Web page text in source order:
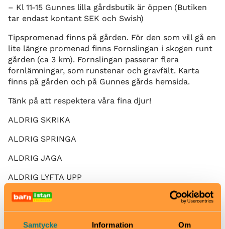
Samtycke Information Om
– Kl 11-15 Gunnes lilla gårdsbutik är öppen (Butiken
tar endast kontant SEK och Swish)
Tipspromenad finns på gården. För den som vill gå en
lite längre promenad finns Fornslingan i skogen runt
gården (ca 3 km). Fornslingan passerar flera
fornlämningar, som runstenar och gravfält. Karta
finns på gården och på Gunnes gårds hemsida.
Tänk på att respektera våra fina djur!
ALDRIG SKRIKA
ALDRIG SPRINGA
ALDRIG JAGA
ALDRIG LYFTA UPP
ALDRIG FÖRFÖLJA
ALDRIG MATA